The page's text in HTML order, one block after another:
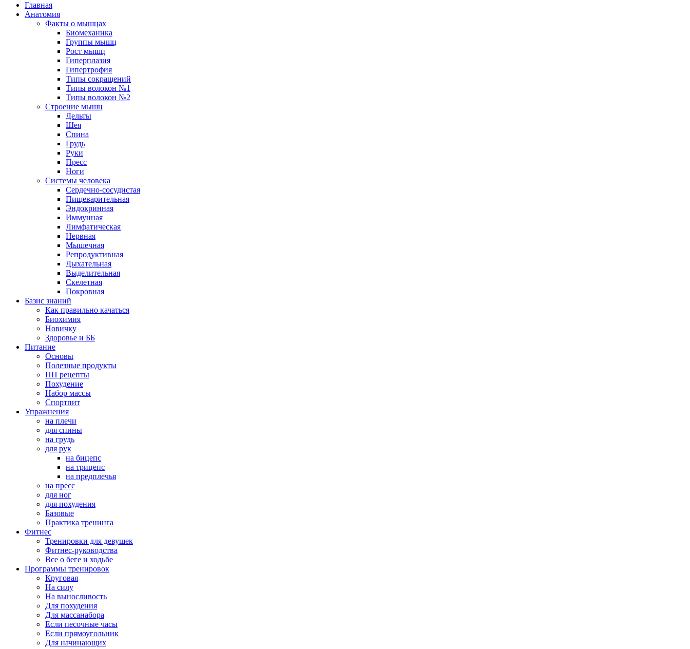
Главная
Анатомия
Факты о мышцах
Биомеханика
Группы мышц
Рост мышц
Гиперплазия
Гипертрофия
Типы сокращений
Типы волокон №1
Типы волокон №2
Строение мышц
Дельты
Шея
Спина
Грудь
Руки
Пресс
Ноги
Системы человека
Сердечно-сосудистая
Пищеварительная
Эндокринная
Иммунная
Лимфатическая
Нервная
Мышечная
Репродуктивная
Дыхательная
Выделительная
Скелетная
Покровная
Базис знаний
Как правильно качаться
Биохимия
Новичку
Здоровье и ББ
Питание
Основы
Полезные продукты
ПП рецепты
Похудение
Набор массы
Спортпит
Упражнения
на плечи
для спины
на грудь
для рук
на бицепс
на трицепс
на предплечья
на пресс
для ног
для похудения
Базовые
Практика тренинга
Фитнес
Тренировки для девушек
Фитнес-руководства
Все о беге и ходьбе
Программы тренировок
Круговая
На силу
На выносливость
Для похудения
Для массанабора
Если песочные часы
Если прямоугольник
Для начинающих